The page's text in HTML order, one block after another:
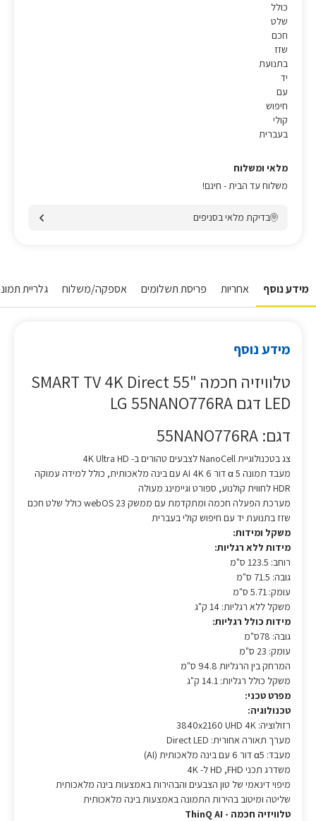
כולל
שלט
חכם
שזז
בתנועת
יד
עם
חיפוש
קולי
בעברית
מלאי ומשלוח
משלוח עד הבית - חינם!
בדיקת מלאי בסניפים
מידע נוסף אחריות פריסת תשלומים אספקה/משלוח גלריית
מידע נוסף
טלוויזיה חכמה "55 SMART TV 4K Direct
LED דגם LG 55NANO776RA
דגם: 55NANO776RA
צג בטכנולוגיית NanoCell לצבעים טהורים ב- 4K Ultra HD
מעבד תמונה 5 α דור 6 AI 4K עם בינה מלאכותית, כולל למידה עמוקה
HDR לחווית קולנוע, ספורט וגיימינג מעולה
מערכת הפעלה חכמה ומתקדמת עם ממשק webOS 23 כולל שלט חכם
שזז בתנועת יד עם חיפוש קולי בעברית
משקל ומידות:
מידות ללא רגליות:
רוחב: 123.5 ס"מ
גובה: 71.5 ס"מ
עומק: 5.71 ס"מ
משקל ללא רגליות: 14 ק"ג
מידות כולל רגליות:
גובה: 78ס"מ
עומק: 23 ס"מ
המרחק בין הרגליות 94.8 ס"מ
משקל כולל רגליות: 14.1 ק"ג
מפרט טכני:
טכנולוגיה:
רזולוציה: 3840x2160 UHD 4K
מערך תאורה אחורית: Direct LED
מעבד: α5 דור 6 עם בינה מלאכותית (AI)
משדרג תכני HD ,FHD ל- 4K
מיפוי דינאמי של טון הצבעים והבהירות באמצעות בינה מלאכותית
שליטה ומיטוב בהירות התמונה באמצעות בינה מלאכותית
טלוויזיה חכמה - ThinQ AI